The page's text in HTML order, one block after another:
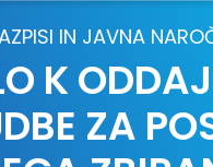
IN JAVNA
K
ZA